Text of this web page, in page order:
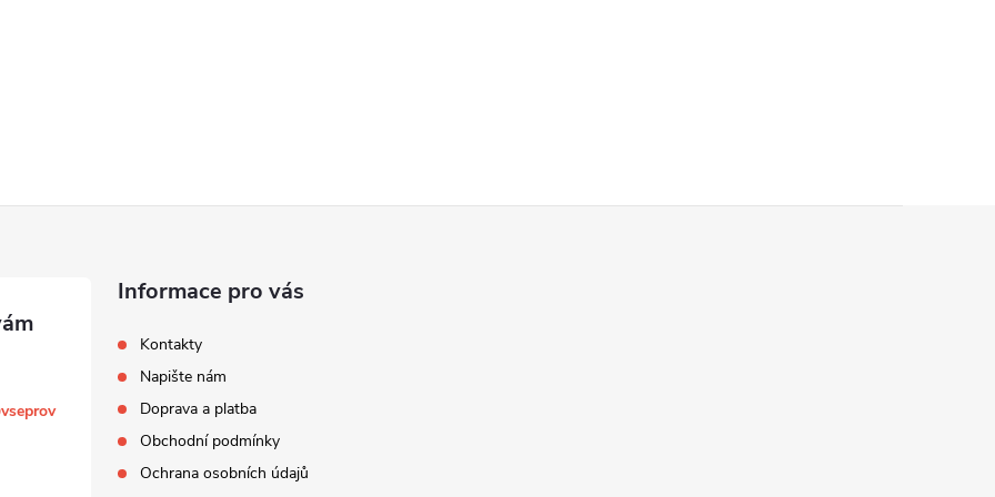
vseprov
Informace pro vás
Kontakty
Napište nám
Doprava a platba
Obchodní podmínky
Ochrana osobních údajů